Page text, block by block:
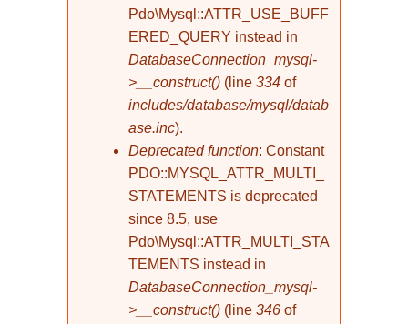
Pdo\Mysql::ATTR_USE_BUFF
ERED_QUERY instead in
DatabaseConnection_mysql-
>__construct() (line 334 of
includes/database/mysql/datab
ase.inc).
Deprecated function: Constant
PDO::MYSQL_ATTR_MULTI_
STATEMENTS is deprecated
since 8.5, use
Pdo\Mysql::ATTR_MULTI_STA
TEMENTS instead in
DatabaseConnection_mysql-
>__construct() (line 346 of